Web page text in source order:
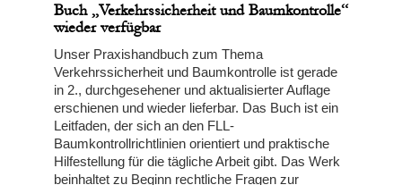
Buch „Verkehrssicherheit und Baumkontrolle“
wieder verfügbar
Unser Praxishandbuch zum Thema
Verkehrssicherheit und Baumkontrolle ist gerade
in 2., durchgesehener und aktualisierter Auflage
erschienen und wieder lieferbar. Das Buch ist ein
Leitfaden, der sich an den FLL-
Baumkontrollrichtlinien orientiert und praktische
Hilfestellung für die tägliche Arbeit gibt. Das Werk
beinhaltet zu Beginn rechtliche Fragen zur